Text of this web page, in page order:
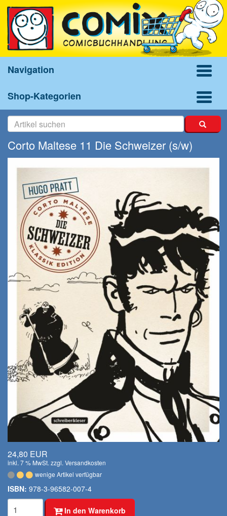
Navigation
Shop-Kategorien
Corto Maltese 11 Die Schweizer (s/w)
24,80 EUR
inkl. 7 % MwSt. zzgl. Versandkosten
wenige Artikel verfügbar
ISBN: 978-3-96582-007-4
In den Warenkorb